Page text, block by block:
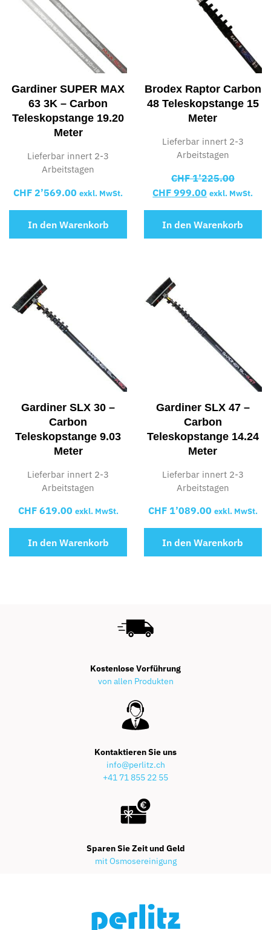
Gardiner SUPER MAX
63 3K – Carbon
Teleskopstange 19.20
Meter
Lieferbar innert 2-3
Arbeitstagen
CHF 2’569.00 exkl. MwSt.
In den Warenkorb
Brodex Raptor Carbon
48 Teleskopstange 15
Meter
Lieferbar innert 2-3
Arbeitstagen
CHF1’225.00
CHF 999.00 exkl. MwSt.
In den Warenkorb
Gardiner SLX 30 –
Carbon
Teleskopstange 9.03
Meter
Lieferbar innert 2-3
Arbeitstagen
CHF619.00 exkl. MwSt.
In den Warenkorb
Gardiner SLX 47 –
Carbon
Teleskopstange 14.24
Meter
Lieferbar innert 2-3
Arbeitstagen
CHF1’089.00 exkl. MwSt.
In den Warenkorb
Kostenlose Vorführung
von allen Produkten
Kontaktieren Sie uns
info@perlitz.ch
+41 71 855 22 55
Sparen Sie Zeit und Geld
mit Osmosereinigung